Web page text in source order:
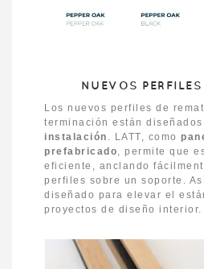
NUEVOS
Los nuevos perfiles de
terminación están
instalación . LATT, como
prefabricado, permite que
eficiente, anclando
perfiles sobre un soporte.
diseñado para elevar el
proyectos de diseño interior.